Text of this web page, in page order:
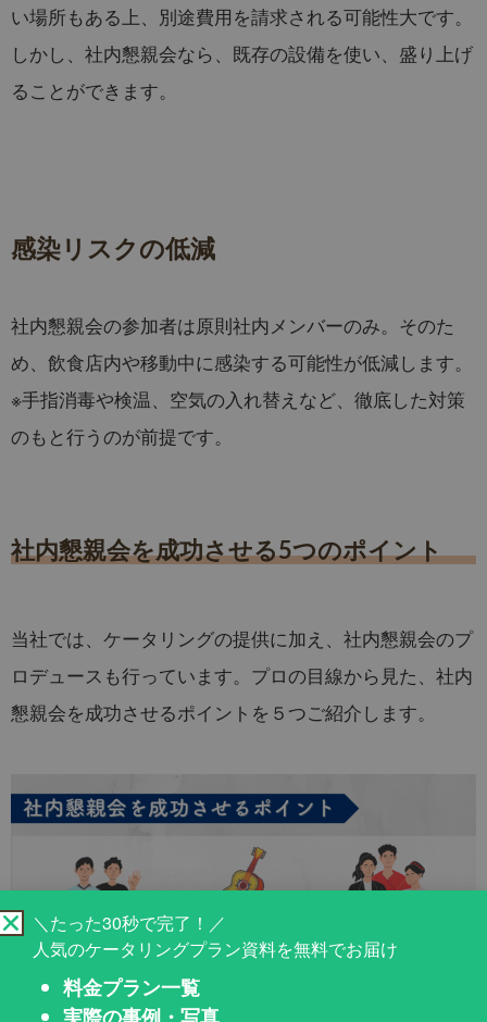
い場所もある上、別途費用を請求される可能性大です。
しかし、社内懇親会なら、既存の設備を使い、盛り上げ
ることができます。
感染リスクの低減
社内懇親会の参加者は原則社内メンバーのみ。そのた
め、飲食店内や移動中に感染する可能性が低減します。
※手指消毒や検温、空気の入れ替えなど、徹底した対策
のもと行うのが前提です。
社内懇親会を成功させる5つのポイント
当社では、ケータリングの提供に加え、社内懇親会のプ
ロデュースも行っています。プロの目線から見た、社内
懇親会を成功させるポイントを５つご紹介します。
＼たった30秒で完了！／
人気のケータリングプラン資料を無料でお届け
料金プラン一覧
実際の事例・写真